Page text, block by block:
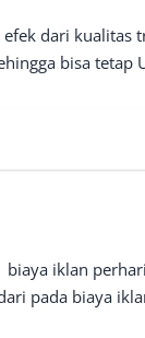
dari kualitas
bisa tetap
iklan
pada biaya